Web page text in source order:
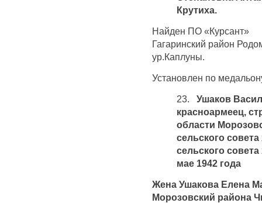
Крутиха.
Найден ПО «Курсант»
Гагаринский район
ур.Каплуны.
Установлен по
23. Ушаков
красноармеец,
области
сельского
сельского
мае 1942 года
Жена Ушакова Елена
Морозовский района